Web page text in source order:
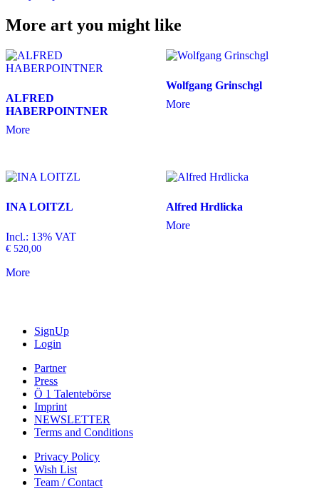
More art you might like
ALFRED
HABERPOINTNER
More
Wolfgang Grinschgl
More
INA LOITZL
Incl.: 13% VAT
€ 520,00
More
Alfred Hrdlicka
More
SignUp
Login
Partner
Press
Ö 1 Talentebörse
Imprint
NEWSLETTER
Terms and Conditions
Privacy Policy
Wish List
Team / Contact